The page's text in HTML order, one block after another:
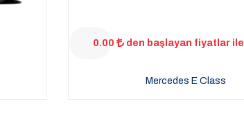
0.00 den başlayan fiyatlar ile
Mercedes E Class